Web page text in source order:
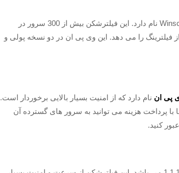
یکی از بهترین و معروف ترین فیلترشکن ها برای ویندوز، فیلترشکن Winscribe نام دارد. این فیلترشکن بیش از 300 سرور در
دسترسی عبور از فیلترینگ را می دهد. این وی پی ان در دو نسخه پولی و
پی ان نام دارد که از امنیت بسیار بالایی برخوردار است.
پرداخت هزینه می توانید به سرور های گسترده آن
کنید.